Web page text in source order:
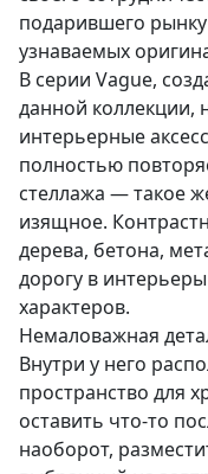
подарившего
узнаваемых
В серии Vague,
данной коллекции,
интерьерные
полностью
стеллажа — такое
изящное.
дерева, бетона,
дорогу в
характеров.
Немаловажная
Внутри у него
пространство для
оставить что-то
наоборот,